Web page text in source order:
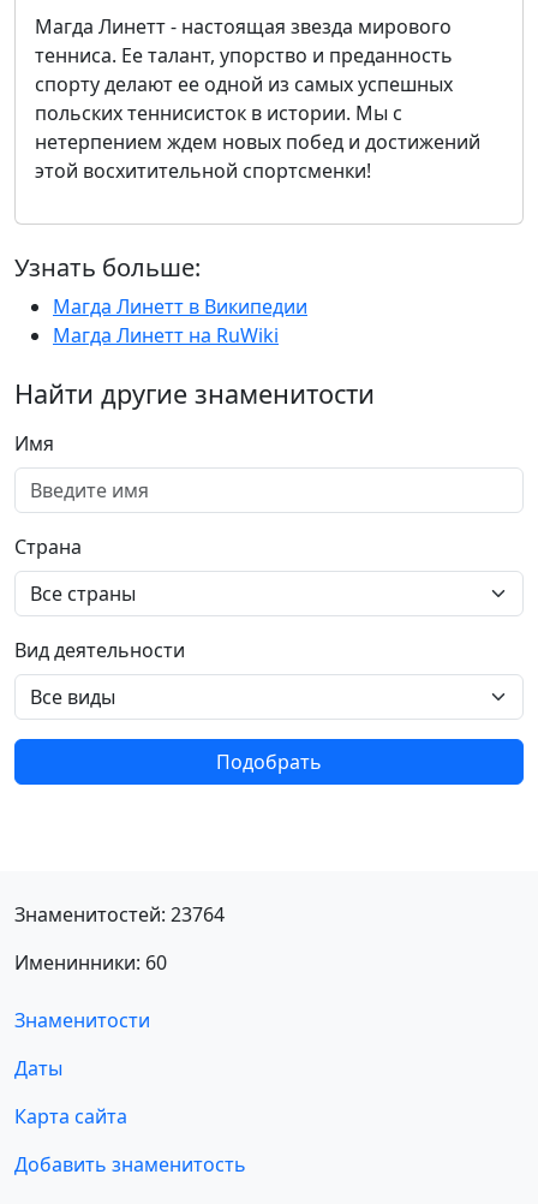
Магда Линетт - настоящая звезда мирового
тенниса. Ее талант, упорство и преданность
спорту делают ее одной из самых успешных
польских теннисисток в истории. Мы с
нетерпением ждем новых побед и достижений
этой восхитительной спортсменки!
Узнать больше:
Магда Линетт в Википедии
Магда Линетт на RuWiki
Найти другие знаменитости
Имя
Страна
Вид деятельности
Подобрать
Знаменитостей: 23764
Именинники: 60
Знаменитости
Даты
Карта сайта
Добавить знаменитость